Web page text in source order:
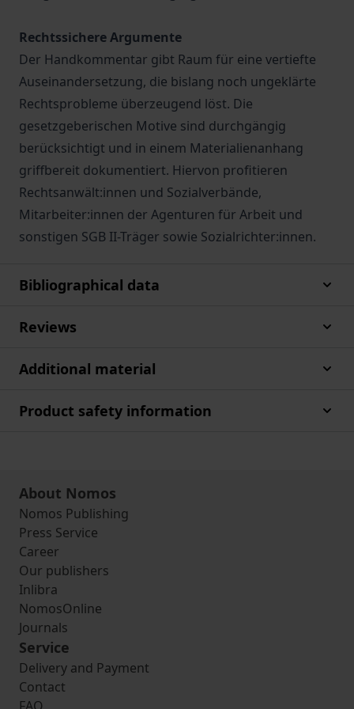
Rechtssichere Argumente
Der Handkommentar gibt Raum für eine vertiefte
Auseinandersetzung, die bislang noch ungeklärte
Rechtsprobleme überzeugend löst. Die
gesetzgeberischen Motive sind durchgängig
berücksichtigt und in einem Materialienanhang
griffbereit dokumentiert. Hiervon profitieren
Rechtsanwält:innen und Sozialverbände,
Mitarbeiter:innen der Agenturen für Arbeit und
sonstigen SGB II-Träger sowie Sozialrichter:innen.
Bibliographical data
Reviews
Additional material
Product safety information
About Nomos
Nomos Publishing
Press Service
Career
Our publishers
Inlibra
NomosOnline
Journals
Service
Delivery and Payment
Contact